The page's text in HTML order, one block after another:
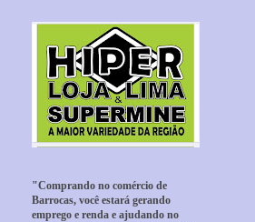
"Comprando no comércio de
Barrocas, você estará gerando
emprego e renda e ajudando no